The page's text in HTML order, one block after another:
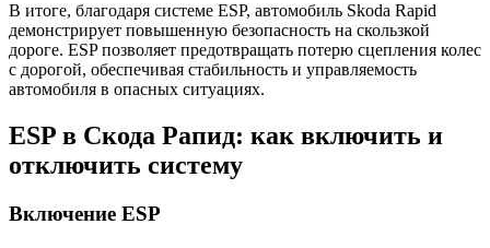
В итоге, благодаря системе ESP, автомобиль Skoda Rapid
демонстрирует повышенную безопасность на скользкой
дороге. ESP позволяет предотвращать потерю сцепления колес
с дорогой, обеспечивая стабильность и управляемость
автомобиля в опасных ситуациях.
ESP в Скода Рапид: как включить и
отключить систему
Включение ESP